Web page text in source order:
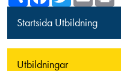
Startsida Utbildning
Utbildningar